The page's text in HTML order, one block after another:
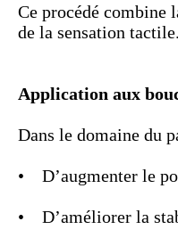
Ce procédé combine
de la sensation tactile.
Application aux
Dans le domaine du
• D’augmenter le
• D’améliorer la